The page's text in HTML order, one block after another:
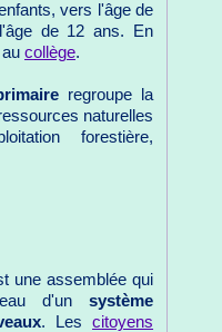
vers l'âge de
de 12 ans. En
collège.
regroupe la
naturelles
forestière,
une assemblée qui
d'un système
. Lescitoyens